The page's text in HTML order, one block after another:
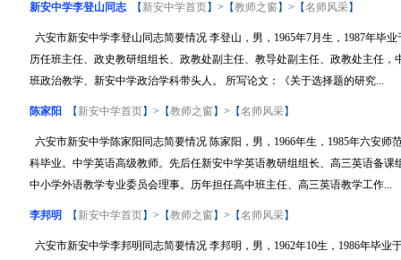
新安中学李登山同志 【 新安中学首页】>【教师之窗】>【名师风采】
六安市新安中学李登山同志简要情况 李登山，男，1965年7月生，1987年毕
历任班主任、政史教研组组长、政教处副主任、教导处副主任、政教处主任
班政治教学、新安中学政治学科带头人。 所写论文：《关于选择题的研究...
陈家阳 【 新安中学首页】>【教师之窗】>【名师风采】
六安市新安中学陈家阳同志简要情况 陈家阳，男，1966年生，1985年六安
科毕业。中学英语高级教师。先后任新安中学英语教研组组长、高三英语备
中小学外语教学专业委员会理事。历年担任高中班主任、高三英语教学工作...
李邦明 【 新安中学首页】>【教师之窗】>【名师风采】
六安市新安中学李邦明同志简要情况 李邦明，男，1962年10生，1986年毕